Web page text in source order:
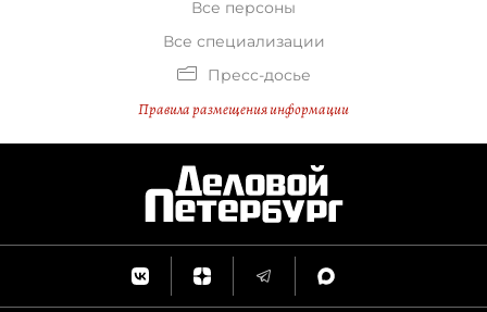
Все персоны
Все специализации
Пресс-досье
Правила размещения информации